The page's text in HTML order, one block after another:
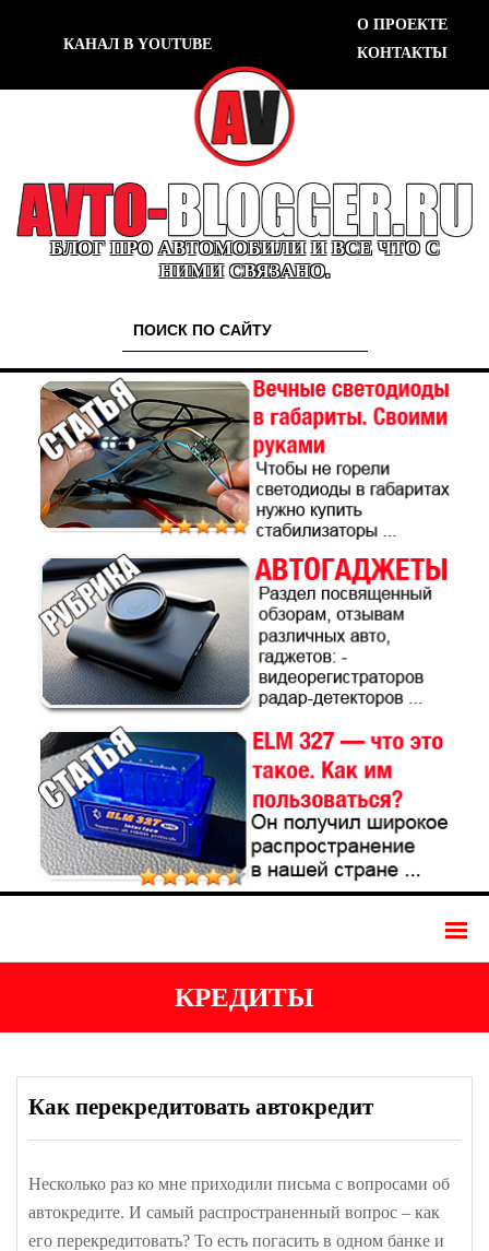
КАНАЛ В YOUTUBE
О ПРОЕКТЕ
КОНТАКТЫ
БЛОГ ПРО АВТОМОБИЛИ И ВСЕ ЧТО С
НИМИ СВЯЗАНО.
КРЕДИТЫ
Как перекредитовать автокредит
Несколько раз ко мне приходили письма с вопросами об
автокредите. И самый распространенный вопрос – как
его перекредитовать? То есть погасить в одном банке и